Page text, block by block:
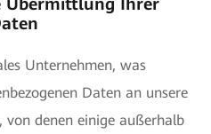
Übermittlung Ihrer
Unternehmen, was
Daten an unsere
von denen einige außerhalb